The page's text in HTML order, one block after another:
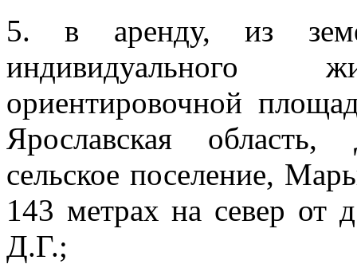
5. в аренду, из
индивидуального
ориентировочной
Ярославская
сельское поселение,
143 метрах на север от
Д.Г.;